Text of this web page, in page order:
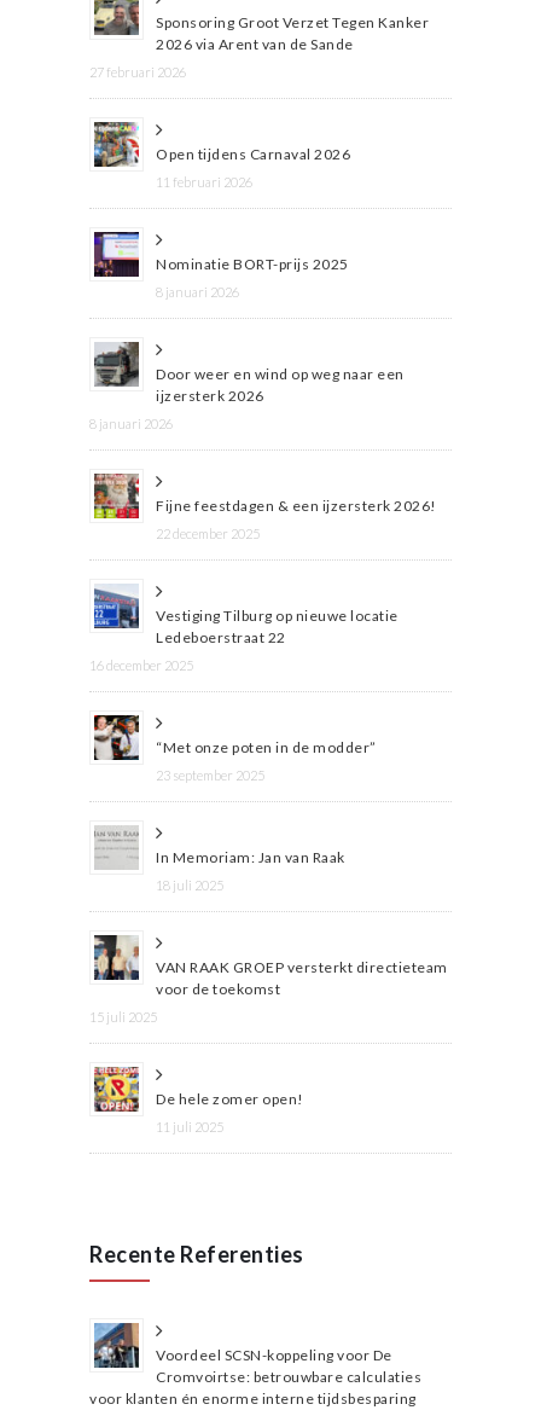
Sponsoring Groot Verzet Tegen Kanker
2026 via Arent van de Sande
27 februari 2026
Open tijdens Carnaval 2026
11 februari 2026
Nominatie BORT-prijs 2025
8 januari 2026
Door weer en wind op weg naar een
ijzersterk 2026
8 januari 2026
Fijne feestdagen & een ijzersterk 2026!
22 december 2025
Vestiging Tilburg op nieuwe locatie
Ledeboerstraat 22
16 december 2025
“Met onze poten in de modder”
23 september 2025
In Memoriam: Jan van Raak
18 juli 2025
VAN RAAK GROEP versterkt directieteam
voor de toekomst
15 juli 2025
De hele zomer open!
11 juli 2025
Recente Referenties
Voordeel SCSN-koppeling voor De
Cromvoirtse: betrouwbare calculaties
voor klanten én enorme interne tijdsbesparing